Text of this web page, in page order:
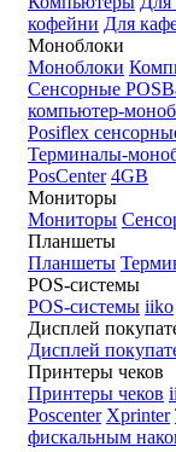
кофейни Для
Моноблоки
Моноблоки
Сенсорные
компьютер-
Posiflex
Терминалы-
PosCenter 4GB
Мониторы
Мониторы
Планшеты
Планшеты
POS-системы
POS-системы iiko
Дисплей
Дисплей
Принтеры чеков
Принтеры чеков
Poscenter Xprinter
фискальным